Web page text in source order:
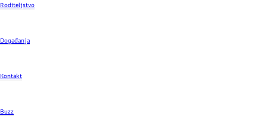
Roditeljstvo
Događanja
Kontakt
Buzz